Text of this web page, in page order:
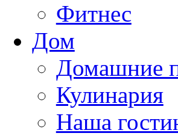
Фитнес
Дом
Домашние
Кулинария
Наша